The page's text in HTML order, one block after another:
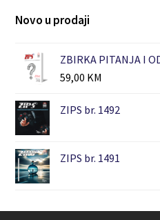
Novo u prodaji
ZBIRKA PITANJA I
59,00 KM
ZIPS br. 1492
ZIPS br. 1491